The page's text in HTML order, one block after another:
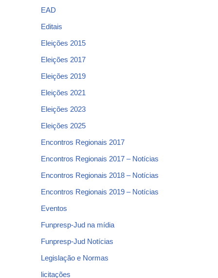
EAD
Editais
Eleições 2015
Eleições 2017
Eleições 2019
Eleições 2021
Eleições 2023
Eleições 2025
Encontros Regionais 2017
Encontros Regionais 2017 – Notícias
Encontros Regionais 2018 – Notícias
Encontros Regionais 2019 – Notícias
Eventos
Funpresp-Jud na mídia
Funpresp-Jud Notícias
Legislação e Normas
licitações